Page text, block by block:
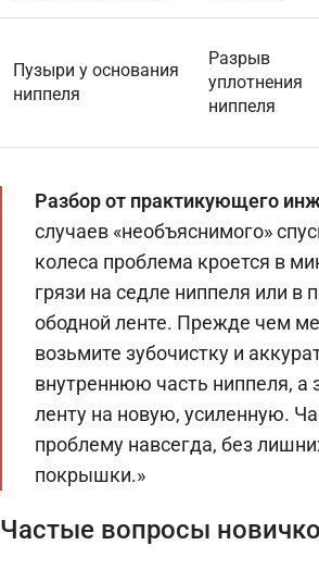
Пузыри у основания
ниппеля
Разрыв
уплотнения
ниппеля
Разбор от практикующего
случаев «необъяснимого»
колеса проблема кроется в
грязи на седле ниппеля или в
ободной ленте. Прежде чем
возьмите зубочистку и
внутреннюю часть ниппеля, а
ленту на новую, усиленную.
проблему навсегда, без
покрышки.»
Частые вопросы